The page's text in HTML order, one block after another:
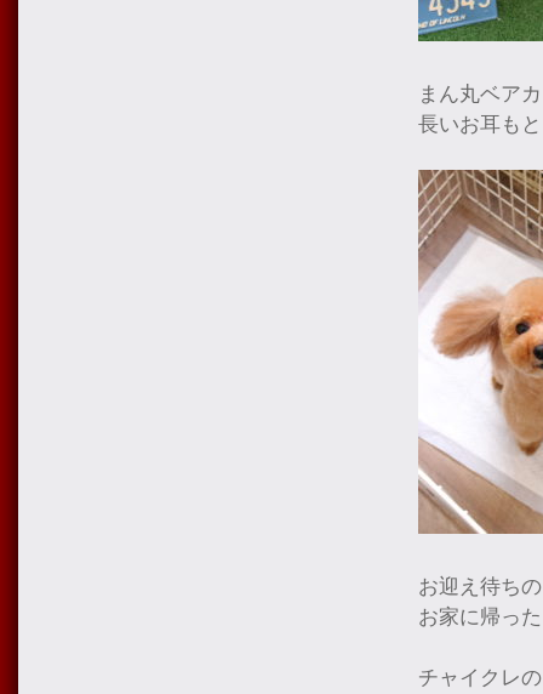
まん丸ベア
長いお耳も
お迎え待ち
お家に帰っ
チャイクレ